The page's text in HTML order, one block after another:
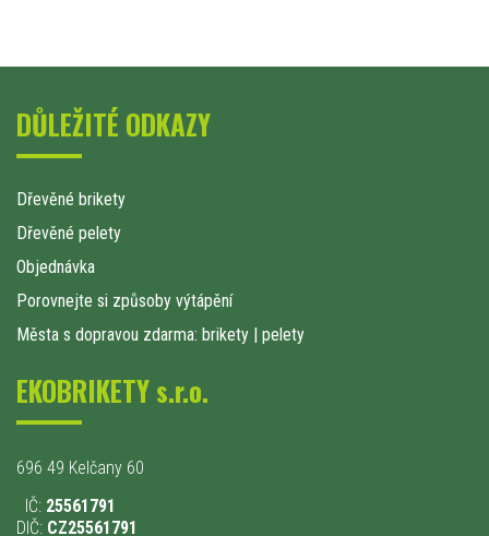
DŮLEŽITÉ ODKAZY
Dřevěné brikety
Dřevěné pelety
Objednávka
Porovnejte si způsoby výtápění
Města s dopravou zdarma: brikety | pelety
EKOBRIKETY s.r.o.
696 49 Kelčany 60
IČ: 25561791
DIČ: CZ25561791